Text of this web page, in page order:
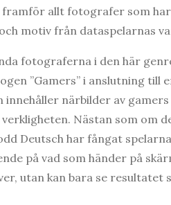
framför allt fotografer som
motiv från dataspelarnas
fotograferna i den här
”Gamers” i anslutning till
innehåller närbilder av
Nästan som om
Deutsch har fångat
på vad som händer på
utan kan bara se